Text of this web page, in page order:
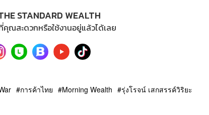
STANDARD WEALTH
ณสะดวกหรือใช้งานอยู่แล้วได้เลย
การค้าไทย Morning Wealth รุ่งโรจน์ เสกสรรค์วิริยะ